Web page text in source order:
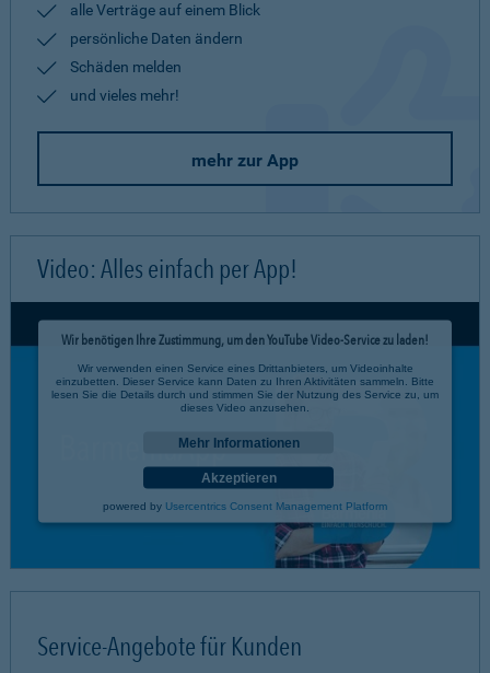
alle Verträge auf einem Blick
persönliche Daten ändern
Schäden melden
und vieles mehr!
mehr zur App
Video: Alles einfach per App!
Wir benötigen Ihre Zustimmung, um den YouTube Video-Service zu laden!
Wir verwenden einen Service eines Drittanbieters, um Videoinhalte
einzubetten. Dieser Service kann Daten zu Ihren Aktivitäten sammeln. Bitte
lesen Sie die Details durch und stimmen Sie der Nutzung des Service zu, um
dieses Video anzusehen.
Mehr Informationen
Akzeptieren
powered by Usercentrics Consent Management Platform
Service-Angebote für Kunden